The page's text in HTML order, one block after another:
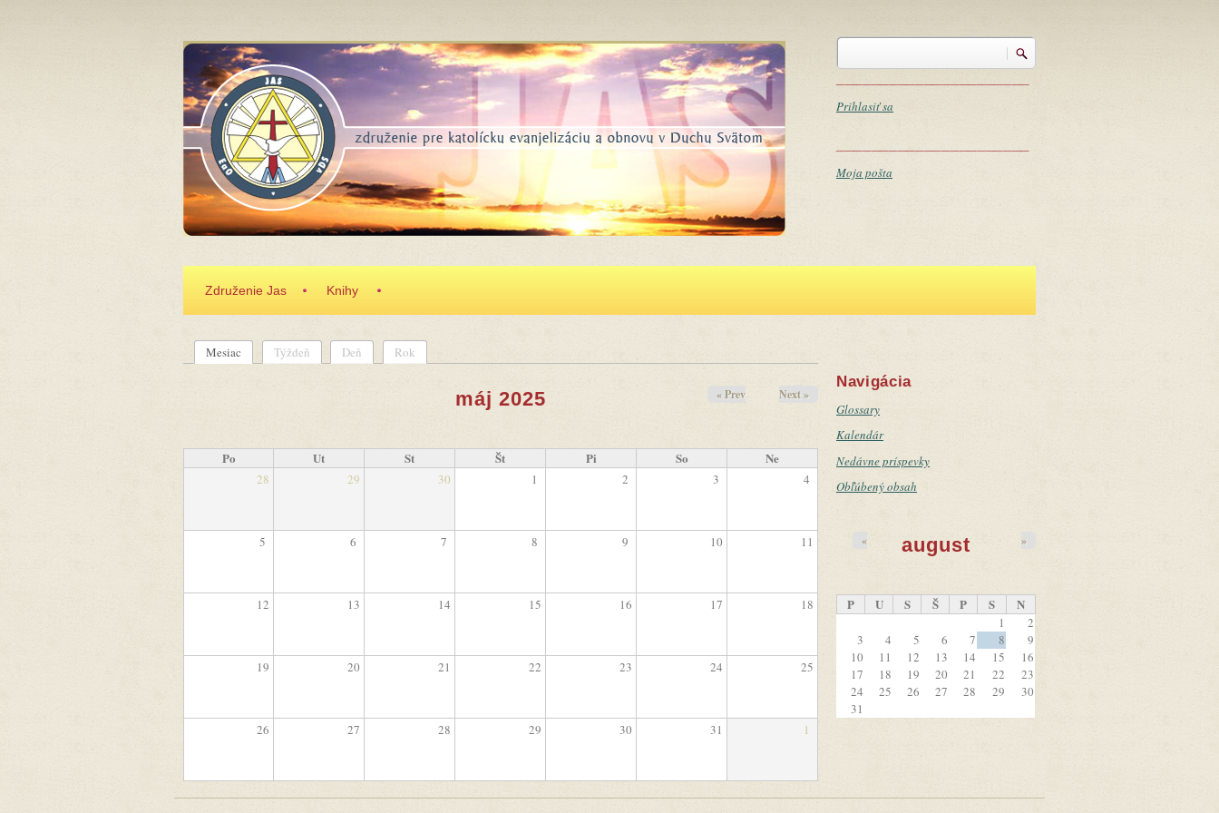
Vyhľadávanie
Prihlasiť sa
Moja pošta
Združenie Jas Knihy
Mesiac (aktívna karta)
Týždeň Deň Rok
máj 2025 « Prev Next »
Po Ut St Št Pi So Ne
28 29 30 1 2 3 4
5 6 7 8 9 10 11
12 13 14 15 16 17 18
19 20 21 22 23 24 25
26 27 28 29 30 31 1
Navigácia
Glossary
Kalendár
Nedávne príspevky
Obľúbený obsah
august
« »
P U S Š P S N
1
2
3
4 5 6 7 8
9
10
11 12 13 14 15
16
17
18 19 20 21 22
23
24
25 26 27 28 29
30
31